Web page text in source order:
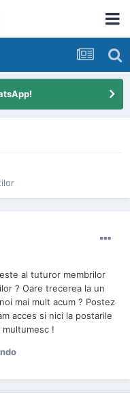
al tuturor membrilor
? Oare trecerea la un
mai mult acum ? Postez
acces si nici la postarile
!